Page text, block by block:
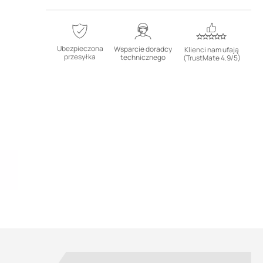
Ubezpieczona
przesyłka
Wsparcie doradcy
technicznego
Klienci nam ufają
(TrustMate 4.9/5)